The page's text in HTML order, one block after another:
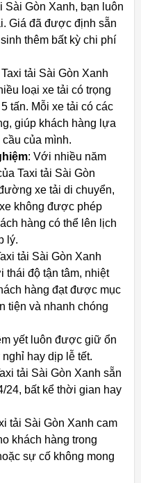
Sài Gòn Xanh, bạn luôn
Giá đã được định sẵn
thêm bất kỳ chi phí
Taxi tải Sài Gòn Xanh
loại xe tải có trọng
tấn. Mỗi xe tải có các
giúp khách hàng lựa
của mình.
: Với nhiều năm
Taxi tải Sài Gòn
xe tải di chuyển,
không được phép
hàng có thể lên lịch
lý.
tải Sài Gòn Xanh
thái độ tận tâm, nhiệt
hàng đạt được mục
tiện và nhanh chóng
yết luôn được giữ ổn
hay dịp lễ tết.
tải Sài Gòn Xanh sẵn
24, bất kể thời gian hay
tải Sài Gòn Xanh cam
khách hàng trong
sự cố không mong